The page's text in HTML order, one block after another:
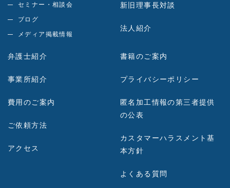
セミナー・相談会
ブログ
メディア掲載情報
新旧理事長対談
法人紹介
弁護士紹介
事業所紹介
費用のご案内
ご依頼方法
アクセス
書籍のご案内
プライバシーポリシー
匿名加工情報の第三者提供
の公表
カスタマーハラスメント基
本方針
よくある質問